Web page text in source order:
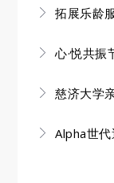
拓展乐龄
心·悦共
慈济大学
Alpha世